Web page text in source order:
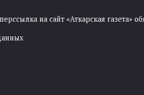
на сайт «Аткарская газета»